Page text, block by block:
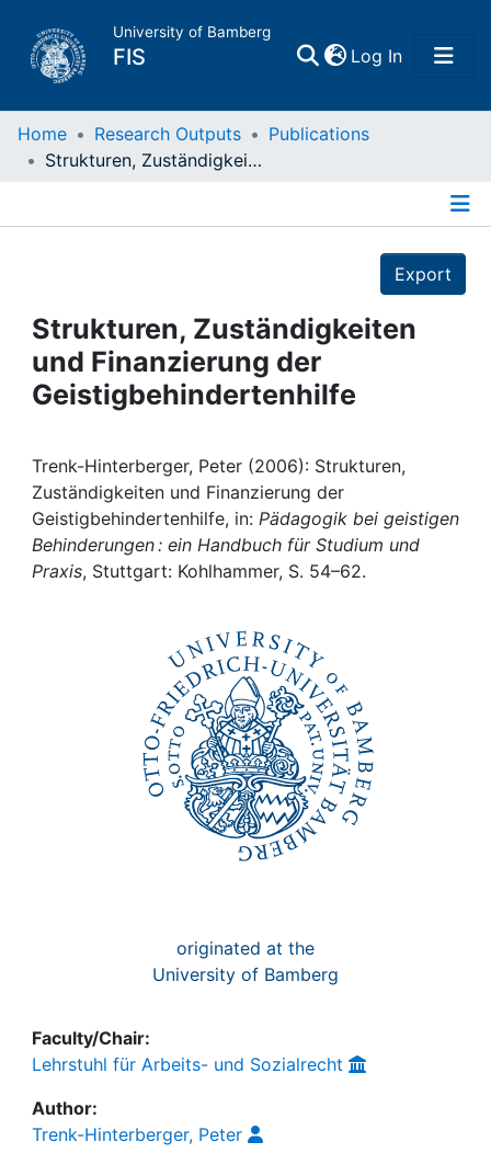
University of Bamberg
FIS Log In(current)
Home
Projects
People
Awards
My FIS
Home Research Outputs
Publications
Strukturen, Zuständigkeiten und Finanzierung der Geistigbehindertenhilfe
Export
Strukturen, Zuständigkeiten
und Finanzierung der
Geistigbehindertenhilfe
Trenk-Hinterberger, Peter (2006): Strukturen,
Zuständigkeiten und Finanzierung der
Geistigbehindertenhilfe, in: Pädagogik bei geistigen
Behinderungen : ein Handbuch für Studium und
Praxis, Stuttgart: Kohlhammer, S. 54–62.
originated at the
University of Bamberg
Faculty/Chair:
Lehrstuhl für Arbeits- und Sozialrecht
Author:
Trenk-Hinterberger, Peter